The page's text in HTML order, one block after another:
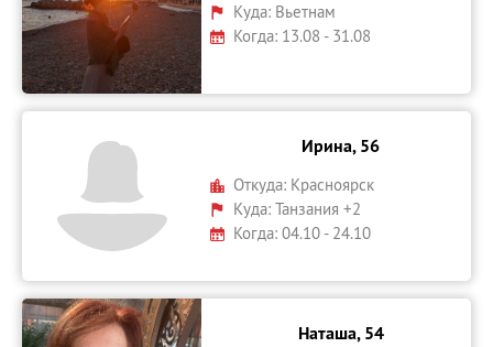
Куда: Вьетнам
Когда: 13.08 - 31.08
Ирина, 56
Откуда: Красноярск
Куда:Танзания +2
Когда: 04.10 - 24.10
Наташа, 54